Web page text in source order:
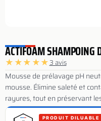
ACTIFOAM SHAMPOING
★ ★★ ★★3 avis
Mousse de prélavage pH
mousse. Élimine saleté et
rayures, tout en préservant
PRODUIT DILUABLE